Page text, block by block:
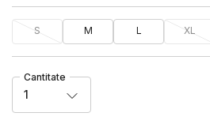
S M L XL
Cantitate
1